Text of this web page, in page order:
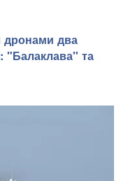
дронами два
"Балаклава" та